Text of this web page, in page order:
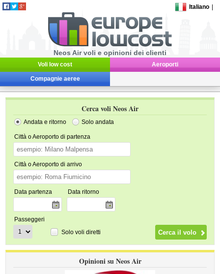
Italiano
Neos Air voli e opinioni dei clienti
Voli low cost Aeroporti
Compagnie aeree
Cerca voli Neos Air
Andata e ritorno Solo andata
Città o Aeroporto di partenza
Città o Aeroporto di arrivo
Data partenza Data ritorno
Passeggeri
Solo voli diretti
Opinioni su Neos Air